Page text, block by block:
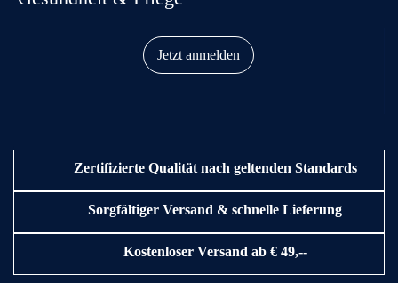
Jetzt anmelden
Zertifizierte Qualität nach geltenden Standards
Sorgfältiger Versand & schnelle Lieferung
Kostenloser Versand ab € 49,--